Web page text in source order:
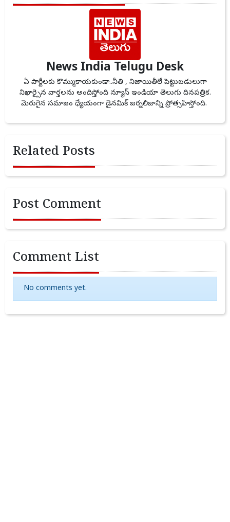
News India Telugu Desk
ఏ పార్టీలకు కొమ్ముకాయకుండా..నీతి , నిజాయితీలే పెట్టుబడులుగా
నిఖార్సైన వార్తలను అందిస్తోంది న్యూస్ ఇండియా తెలుగు దినపత్రిక.
మెరుగైన సమాజం ధ్యేయంగా డైనమిక్ జర్నలిజాన్ని ప్రోత్సహిస్తోంది.
Related Posts
Post Comment
Comment List
No comments yet.